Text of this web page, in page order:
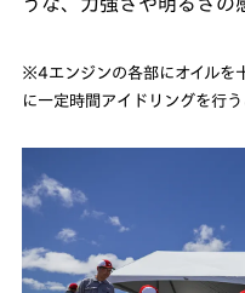
※4エンジンの各部にオイルを
に一定時間アイドリングを行う